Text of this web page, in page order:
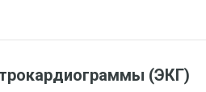
(ЭКГ)